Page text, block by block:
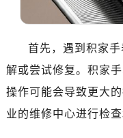
首先，遇到积家
解或尝试修复。积家
操作可能会导致更大
业的维修中心进行检查